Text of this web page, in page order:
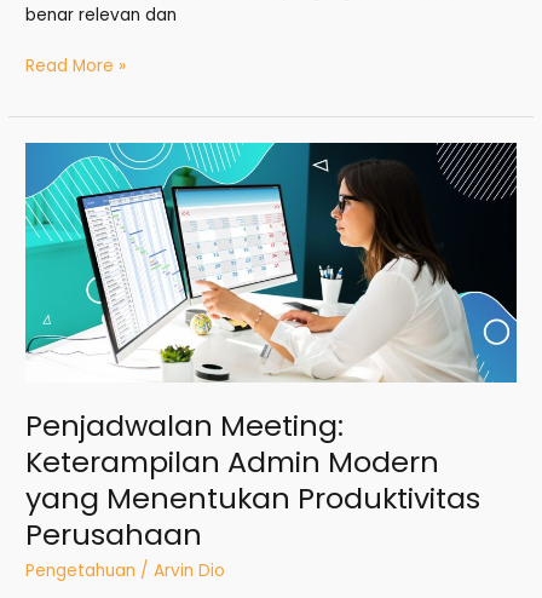
benar relevan dan
Read More »
Penjadwalan Meeting:
Keterampilan Admin Modern
yang Menentukan Produktivitas
Perusahaan
Pengetahuan /Arvin Dio
Penjadwalan
Meeting:
Keterampilan
Admin
Modern
Menentukan
Produktivitas
Perusahaan